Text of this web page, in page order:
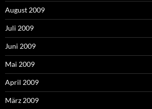
August 2009
Juli 2009
Juni 2009
Mai 2009
April 2009
März 2009